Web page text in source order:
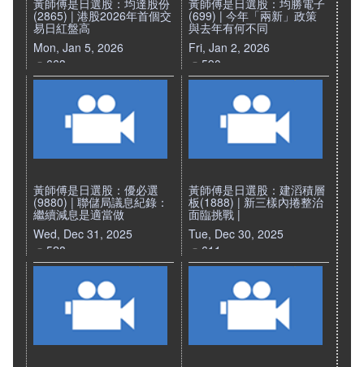
黃師傅是日選股：均達股份
(2865) | 港股2026年首個交
易日紅盤高
Mon, Jan 5, 2026
663
黃師傅是日選股：均勝電子
(699) | 今年「兩新」政策
與去年有何不同
Fri, Jan 2, 2026
590
黃師傅是日選股：優必選
(9880) | 聯儲局議息紀錄：
繼續減息是適當做
Wed, Dec 31, 2025
528
黃師傅是日選股：建滔積層
板(1888) | 新三樣內捲整治
面臨挑戰 |
Tue, Dec 30, 2025
611